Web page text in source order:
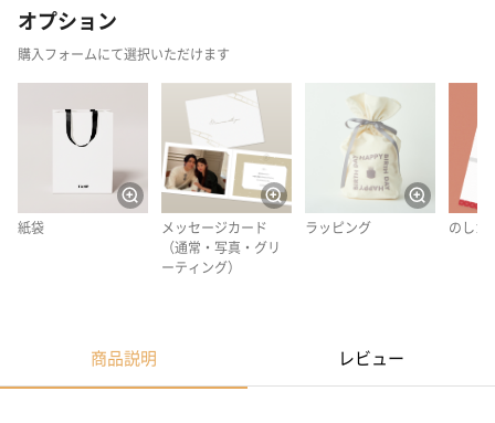
オプション
購入フォームにて選択いただけます
紙袋
メッセージカード
（通常・写真・グリ
ーティング）
ラッピング のしカ
商品説明 レビュー